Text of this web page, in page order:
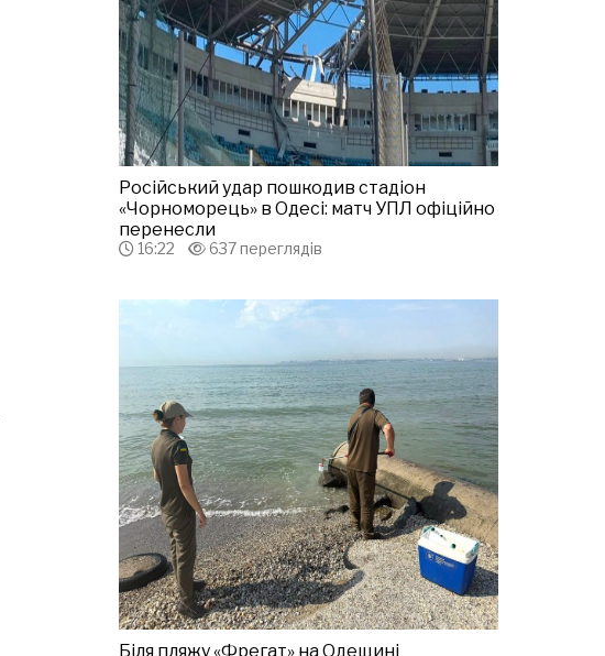
Російський удар пошкодив стадіон
«Чорноморець» в Одесі: матч УПЛ офіційно
перенесли
16:22 637 переглядів
Біля пляжу «Фрегат» на Одещині